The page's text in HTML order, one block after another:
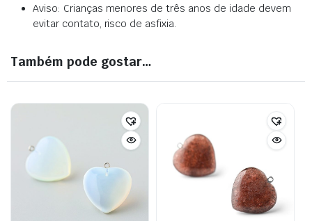
Aviso: Crianças menores de três anos de idade devem
evitar contato, risco de asfixia.
Também pode gostar…